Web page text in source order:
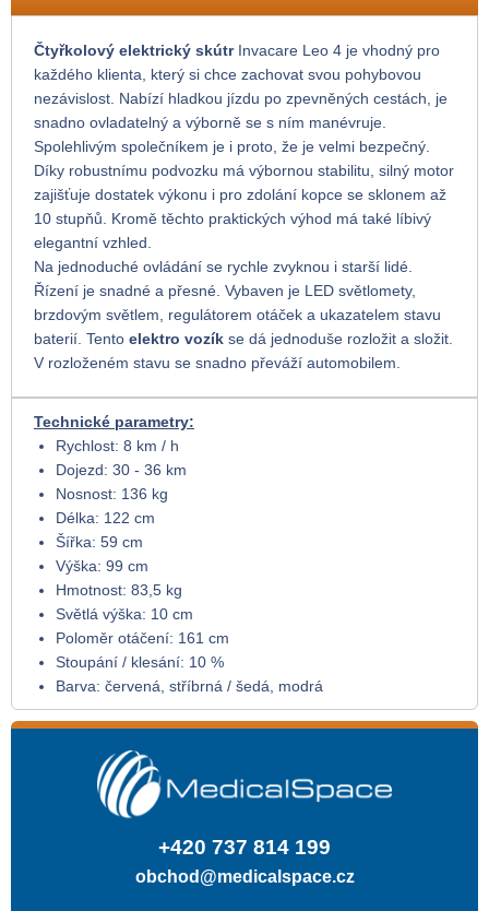
Čtyřkolový elektrický skútrInvacare Leo 4 je vhodný pro
každého klienta, který si chce zachovat svou pohybovou
nezávislost. Nabízí hladkou jízdu po zpevněných cestách, je
snadno ovladatelný a výborně se s ním manévruje.
Spolehlivým společníkem je i proto, že je velmi bezpečný.
Díky robustnímu podvozku má výbornou stabilitu, silný motor
zajišťuje dostatek výkonu i pro zdolání kopce se sklonem až
10 stupňů. Kromě těchto praktických výhod má také líbivý
elegantní vzhled.
Na jednoduché ovládání se rychle zvyknou i starší lidé.
Řízení je snadné a přesné. Vybaven je LED světlomety,
brzdovým světlem, regulátorem otáček a ukazatelem stavu
baterií. Tento elektro vozík se dá jednoduše rozložit a složit.
V rozloženém stavu se snadno převáží automobilem.
Technické parametry:
Rychlost: 8 km / h
Dojezd: 30 - 36 km
Nosnost: 136 kg
Délka: 122 cm
Šířka: 59 cm
Výška: 99 cm
Hmotnost: 83,5 kg
Světlá výška: 10 cm
Poloměr otáčení: 161 cm
Stoupání / klesání: 10 %
Barva: červená, stříbrná / šedá, modrá
+420 737 814 199
obchod@medicalspace.cz